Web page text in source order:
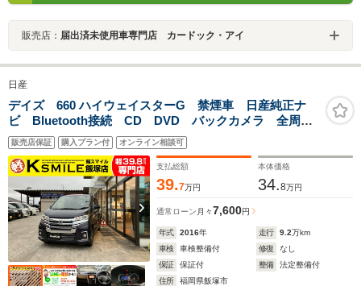
販売店： 届出済未使用車専門店 カードック・アイ
日産
デイズ 660 ハイウェイスターG 禁煙車 日産純正ナ
ビ Bluetooth接続 CD DVD バックカメラ 全周囲
カメラ アイドリングストップ 純正アルミ スマート
キー 安全装置 衝突軽減ブレーキ 横滑り防止装置
アクセル踏み間違い防止装置
販売店保証 購入プラン付 オンライン相談可
支払総額
39.7万円
本体価格
34.8万円
通常ローン 月々7,600円
年式 2016年 走行 9.2万km
車検
車検整備付 修復
なし
保証
保証付 整備
法定整備付
住所
福岡県飯塚市